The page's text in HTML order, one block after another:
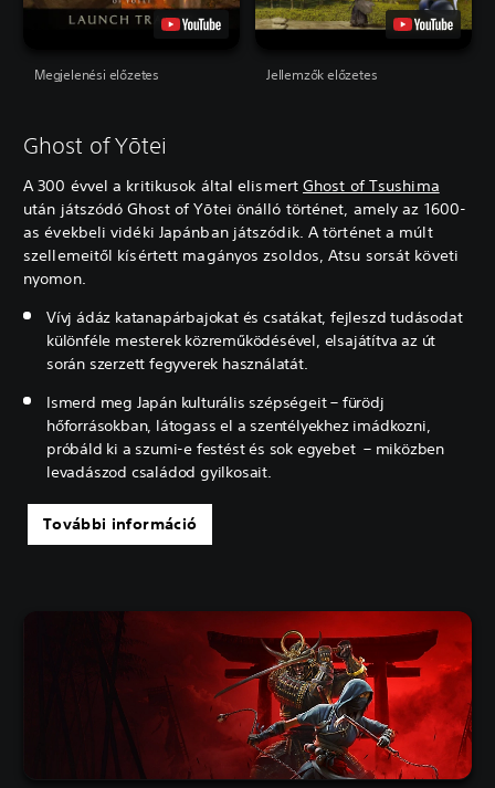
Megjelenési előzetes Jellemzők előzetes
Ghost of Yōtei
A 300 évvel a kritikusok által elismertGhost of Tsushima
után játszódó Ghost of Yōtei önálló történet, amely az 1600-
as évekbeli vidéki Japánban játszódik. A történet a múlt
szellemeitől kísértett magányos zsoldos, Atsu sorsát követi
nyomon.
Vívj ádáz katanapárbajokat és csatákat, fejleszd tudásodat
különféle mesterek közreműködésével, elsajátítva az út
során szerzett fegyverek használatát.
Ismerd meg Japán kulturális szépségeit – fürödj
hőforrásokban, látogass el a szentélyekhez imádkozni,
próbáld ki a szumi-e festést és sok egyebet – miközben
levadászod családod gyilkosait.
További információ